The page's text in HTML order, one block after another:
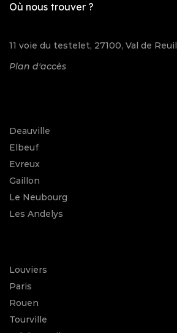
Où nous trouver ?
11 voie du testelet, 27100, Val de Reuil
Plan d'accès
Deauville
Elbeuf
Evreux
Gaillon
Le Neubourg
Les Andelys
Louviers
Paris
Rouen
Tourville